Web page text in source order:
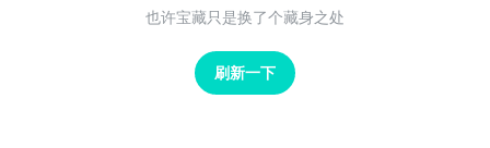
也许宝藏只是换了个藏身之处
刷新一下